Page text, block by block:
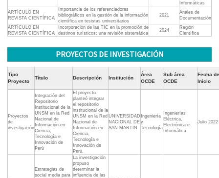
Informáticas
ARTÍCULO EN
REVISTA CIENTÍFICA
Importancia de los referenciadores
bibliográficos en la gestión de la información
científica en tesistas universitarios
2021
Anales de
Documentación
ARTÍCULO EN
REVISTA CIENTÍFICA
Incorporación de las TIC en la promoción de
destinos turísticos: una revisión sistemática
2024
Región
Científica
PROYECTOS DE INVESTIGACIÓN
Tipo
Proyecto
Título Descripción Institución
Área
OCDE
Sub área
OCDE
Fecha de
Inicio
Proyectos
de
investigación
Integración del
Repositorio
Institucional de la
UNSM en la Red
Nacional de
Información en
Ciencia,
Tecnología e
Innovación de
Perú
El proyecto
planteó integrar
el repositorio
institucional de la
UNSM en la Red
Nacional de
Información en
Ciencia,
Tecnología e
Innovación de
Perú.
UNIVERSIDAD
NACIONAL DE
SAN MARTIN
Ingeniería
y
Tecnología
Ingenierías
Eléctrica,
Electrónica e
Informática
Julio 2022
Estrategias de
social media para
La investigación
propuso
determinar la
influencia de las